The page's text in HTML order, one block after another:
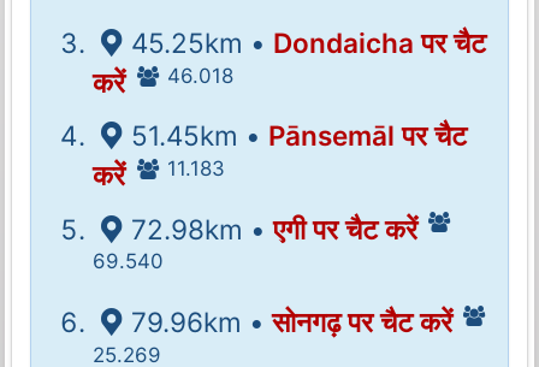
45.25km • Dondaicha पर चैट
करें
46.018
51.45km • Pānsemāl पर चैट
करें
11.183
72.98km •एगी पर चैट करें
69.540
79.96km •सोनगढ़ पर चैट करें
25.269